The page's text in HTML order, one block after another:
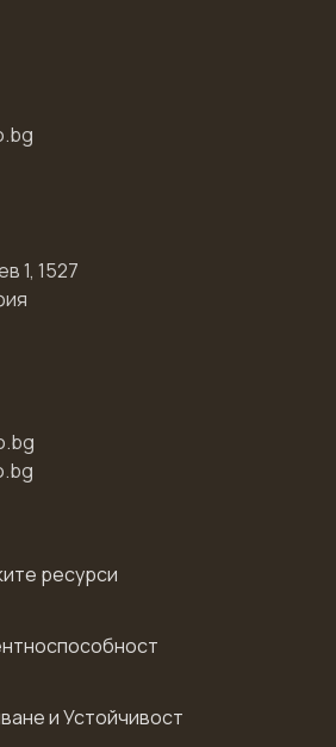
1, 1527
ресурси
и Устойчивост